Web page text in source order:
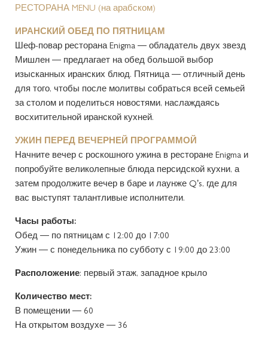
РЕСТОРАНА MENU (на арабском)
ИРАНСКИЙ ОБЕД ПО ПЯТНИЦАМ
Шеф-повар ресторана Enigma — обладатель двух звезд
Мишлен — предлагает на обед большой выбор
изысканных иранских блюд. Пятница — отличный день
для того, чтобы после молитвы собраться всей семьей
за столом и поделиться новостями, наслаждаясь
восхитительной иранской кухней.
УЖИН ПЕРЕД ВЕЧЕРНЕЙ ПРОГРАММОЙ
Начните вечер с роскошного ужина в ресторане Enigma и
попробуйте великолепные блюда персидской кухни, а
затем продолжите вечер в баре и лаунже Q’s, где для
вас выступят талантливые исполнители.
Часы работы:
Обед — по пятницам с 12:00 до 17:00
Ужин — с понедельника по субботу с 19:00 до 23:00
Расположение: первый этаж, западное крыло
Количество мест:
В помещении — 60
На открытом воздухе — 36